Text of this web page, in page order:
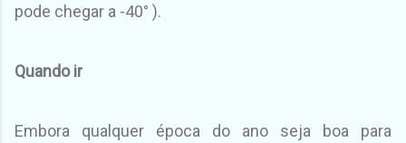
pode chegar a -40° ).
Quando ir
Embora qualquer época do ano seja boa para